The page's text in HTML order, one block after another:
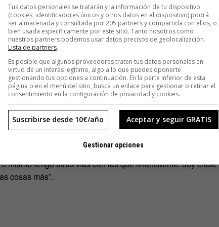
momento, aunque también estamos experimentando
haceranálisisun poco más en profundidad sobre
Se trata de un ejercicio de ensayo y error. Si este tipo de
la quitaremos y punto. También queremos probar una
productor de contenidos y a los consumidores de esos
pidan al periodista qué quiere consumir?No al estilo de
criterios profesionales, la legalidad y el prisma del
vía y en unos meses decidiremos si la mantenemos o
de financiación en la publicidad. Si luego es
mismo tengo otras vías con las que financiarme: doy clase
cosas más”.
Tus datos personales se tratarán y la información de tu dispositivo
(cookies, identificadores únicos y otros datos en el dispositivo) podrá
ser almacenada y consultada por 205 partners y compartida con ellos, o
bien usada específicamente por este sitio. Tanto nosotros como
nuestros partners podemos usar datos precisos de geolocalización.
Lista de partners.
Es posible que algunos proveedores traten tus datos personales en
virtud de un interés legítimo, algo a lo que puedes oponerte
gestionando tus opciones a continuación. En la parte inferior de esta
página o en el menú del sitio, busca un enlace para gestionar o retirar el
consentimiento en la configuración de privacidad y cookies.
Aceptar y seguir GRATIS
Suscribirse desde 10€/año
Gestionar opciones